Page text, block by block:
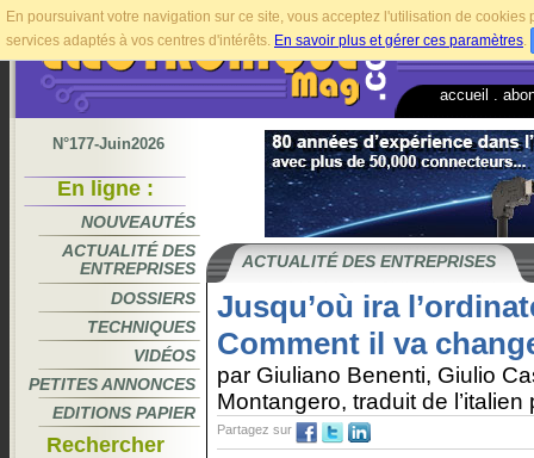
En poursuivant votre navigation sur ce site, vous acceptez l'utilisation de
services adaptés à vos centres d'intérêts. En savoir plus et gérer ces paramètres.
accueil
N°177-Juin2026
En ligne :
NOUVEAUTÉS
ACTUALITÉ DES
ENTREPRISES
DOSSIERS
TECHNIQUES
VIDÉOS
PETITES ANNONCES
EDITIONS PAPIER
Rechercher
ACTUALITÉ DES ENTREPRISES
Jusqu’où ira
Comment il va
par Giuliano Benenti, Giulio
Montangero, traduit de
Partagez sur